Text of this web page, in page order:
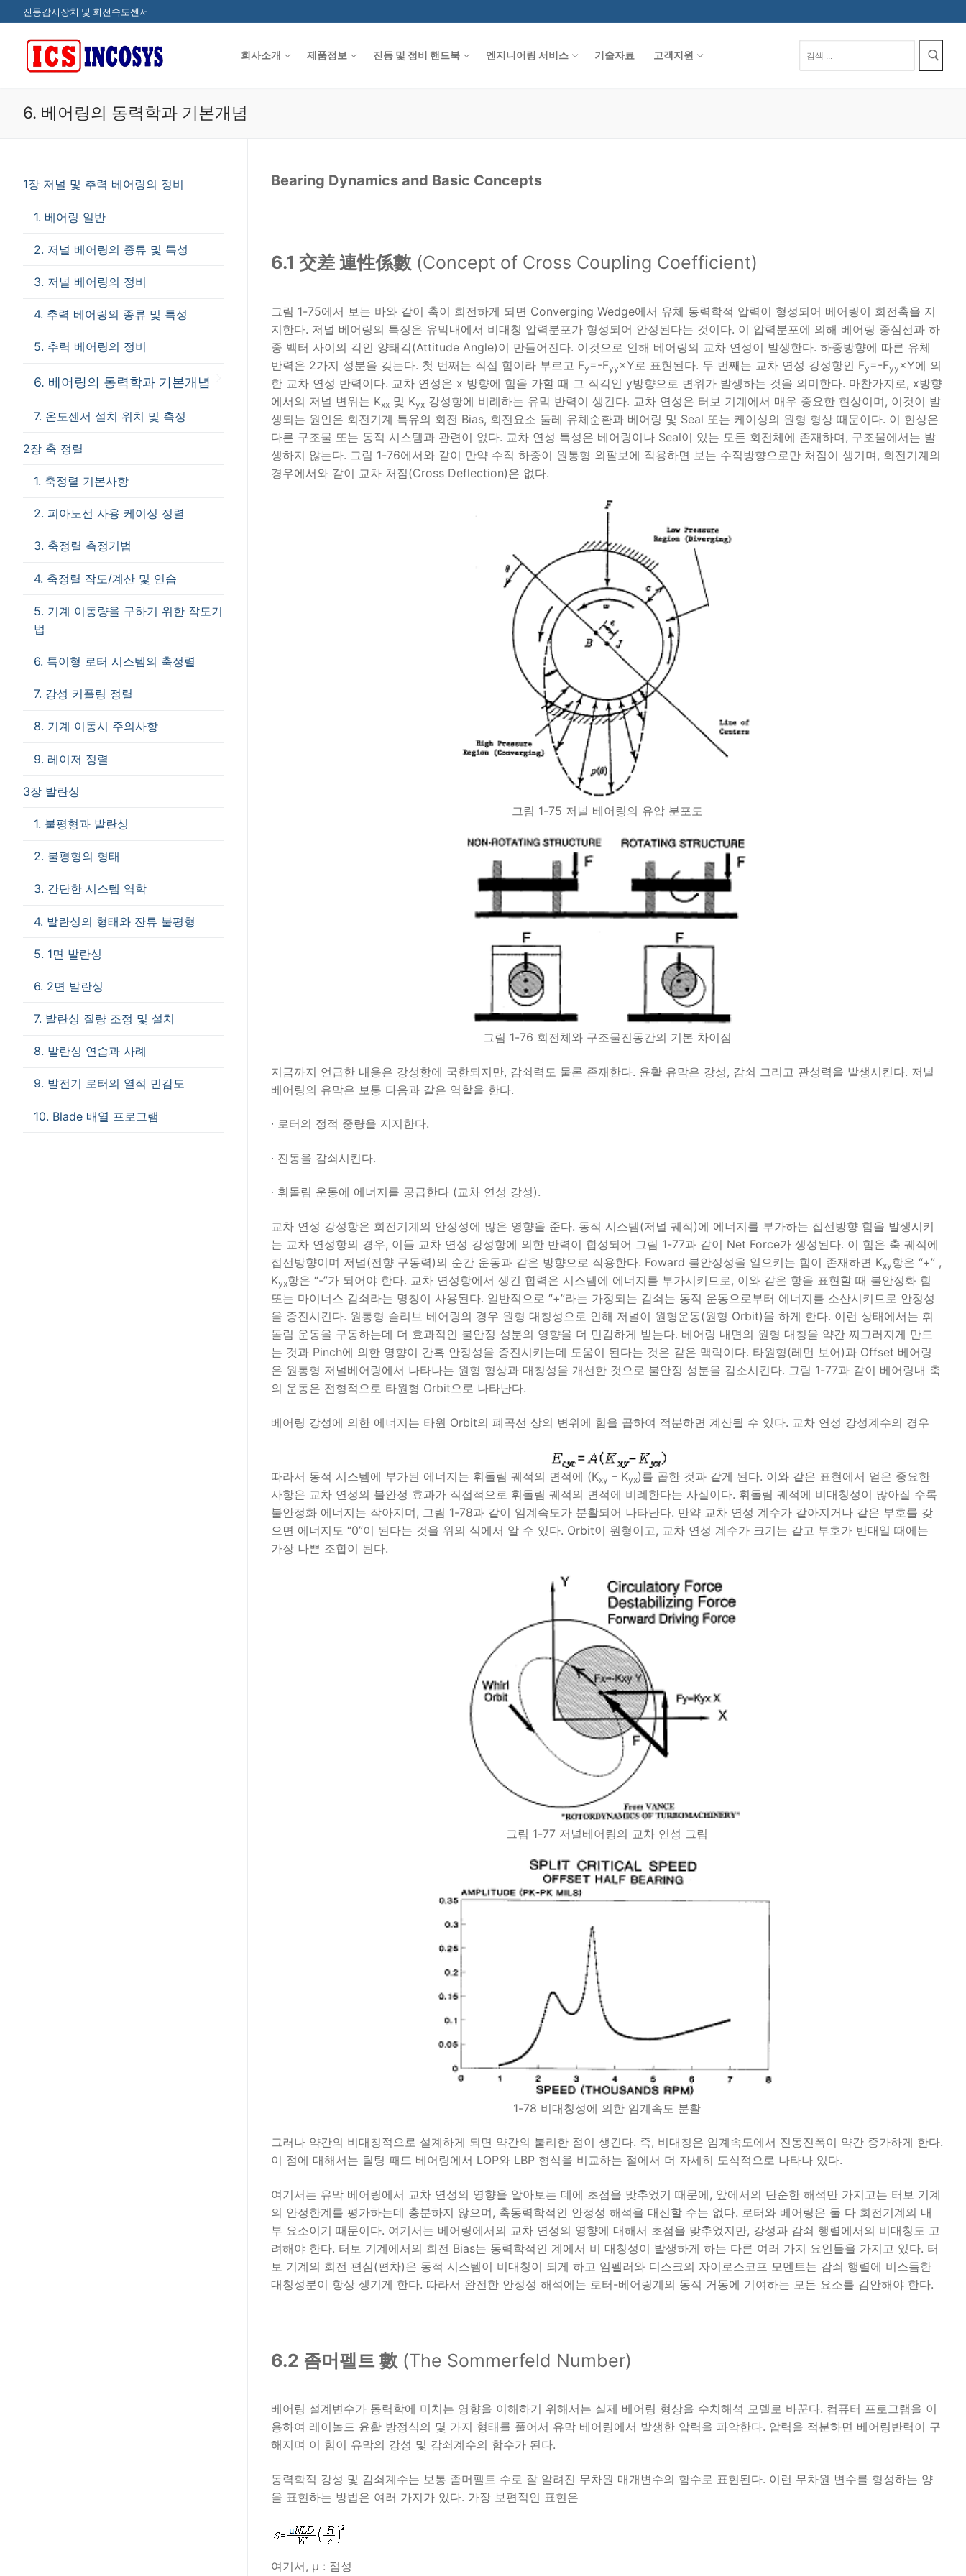
텐
진동감시장치 및 회전속도센서
회사소개 제품정보 진동 및 정비 핸드북 엔지니어링 서비스 기술자료 고객지원
색
:
6. 베어링의 동력학과 기본개념
Bearing Dynamics and Basic Concepts
6.1 交差 連性係數 (Concept of Cross Coupling Coefficient)
그림 1-75에서 보는 바와 같이 축이 회전하게 되면 Converging Wedge에서 유체 동력학적 압력이 형성되어 베어링이 회전축을 지
지한다. 저널 베어링의 특징은 유막내에서 비대칭 압력분포가 형성되어 안정된다는 것이다. 이 압력분포에 의해 베어링 중심선과 하
중 벡터 사이의 각인 양태각(Attitude Angle)이 만들어진다. 이것으로 인해 베어링의 교차 연성이 발생한다. 하중방향에 따른 유체
반력은 2가지 성분을 갖는다. 첫 번째는 직접 힘이라 부르고 Fy=-Fyy ×Y로 표현된다. 두 번째는 교차 연성 강성항인 Fy=-Fyy ×Y에 의
한 교차 연성 반력이다. 교차 연성은 x 방향에 힘을 가할 때 그 직각인 y방향으로 변위가 발생하는 것을 의미한다. 마찬가지로, x방향
에서의 저널 변위는 Kxx 및 Kyx 강성항에 비례하는 유막 반력이 생긴다. 교차 연성은 터보 기계에서 매우 중요한 현상이며, 이것이 발
생되는 원인은 회전기계 특유의 회전 Bias, 회전요소 둘레 유체순환과 베어링 및 Seal 또는 케이싱의 원형 형상 때문이다. 이 현상은
다른 구조물 또는 동적 시스템과 관련이 없다. 교차 연성 특성은 베어링이나 Seal이 있는 모든 회전체에 존재하며, 구조물에서는 발
생하지 않는다. 그림 1-76에서와 같이 만약 수직 하중이 원통형 외팔보에 작용하면 보는 수직방향으로만 처짐이 생기며, 회전기계의
경우에서와 같이 교차 처짐(Cross Deflection)은 없다.
그림 1-75 저널 베어링의 유압 분포도
그림 1-76 회전체와 구조물진동간의 기본 차이점
지금까지 언급한 내용은 강성항에 국한되지만, 감쇠력도 물론 존재한다. 윤활 유막은 강성, 감쇠 그리고 관성력을 발생시킨다. 저널
베어링의 유막은 보통 다음과 같은 역할을 한다.
∙ 로터의 정적 중량을 지지한다.
∙ 진동을 감쇠시킨다.
∙ 휘돌림 운동에 에너지를 공급한다 (교차 연성 강성).
교차 연성 강성항은 회전기계의 안정성에 많은 영향을 준다. 동적 시스템(저널 궤적)에 에너지를 부가하는 접선방향 힘을 발생시키
는 교차 연성항의 경우, 이들 교차 연성 강성항에 의한 반력이 합성되어 그림 1-77과 같이 Net Force가 생성된다. 이 힘은 축 궤적에
접선방향이며 저널(전향 구동력)의 순간 운동과 같은 방향으로 작용한다. Foward 불안정성을 일으키는 힘이 존재하면 Kxy항은 “+” ,
Kyx항은 “-”가 되어야 한다. 교차 연성항에서 생긴 합력은 시스템에 에너지를 부가시키므로, 이와 같은 항을 표현할 때 불안정화 힘
또는 마이너스 감쇠라는 명칭이 사용된다. 일반적으로 “+”라는 가정되는 감쇠는 동적 운동으로부터 에너지를 소산시키므로 안정성
을 증진시킨다. 원통형 슬리브 베어링의 경우 원형 대칭성으로 인해 저널이 원형운동(원형 Orbit)을 하게 한다. 이런 상태에서는 휘
돌림 운동을 구동하는데 더 효과적인 불안정 성분의 영향을 더 민감하게 받는다. 베어링 내면의 원형 대칭을 약간 찌그러지게 만드
는 것과 Pinch에 의한 영향이 간혹 안정성을 증진시키는데 도움이 된다는 것은 같은 맥락이다. 타원형(레먼 보어)과 Offset 베어링
은 원통형 저널베어링에서 나타나는 원형 형상과 대칭성을 개선한 것으로 불안정 성분을 감소시킨다. 그림 1-77과 같이 베어링내 축
의 운동은 전형적으로 타원형 Orbit으로 나타난다.
베어링 강성에 의한 에너지는 타원 Orbit의 폐곡선 상의 변위에 힘을 곱하여 적분하면 계산될 수 있다. 교차 연성 강성계수의 경우
따라서 동적 시스템에 부가된 에너지는 휘돌림 궤적의 면적에 (Kxy – Kyx)를 곱한 것과 같게 된다. 이와 같은 표현에서 얻은 중요한
사항은 교차 연성의 불안정 효과가 직접적으로 휘돌림 궤적의 면적에 비례한다는 사실이다. 휘돌림 궤적에 비대칭성이 많아질 수록
불안정화 에너지는 작아지며, 그림 1-78과 같이 임계속도가 분활되어 나타난다. 만약 교차 연성 계수가 같아지거나 같은 부호를 갖
으면 에너지도 “0”이 된다는 것을 위의 식에서 알 수 있다. Orbit이 원형이고, 교차 연성 계수가 크기는 같고 부호가 반대일 때에는
가장 나쁜 조합이 된다.
그림 1-77 저널베어링의 교차 연성 그림
1-78 비대칭성에 의한 임계속도 분활
그러나 약간의 비대칭적으로 설계하게 되면 약간의 불리한 점이 생긴다. 즉, 비대칭은 임계속도에서 진동진폭이 약간 증가하게 한다.
이 점에 대해서는 틸팅 패드 베어링에서 LOP와 LBP 형식을 비교하는 절에서 더 자세히 도식적으로 나타나 있다.
여기서는 유막 베어링에서 교차 연성의 영향을 알아보는 데에 초점을 맞추었기 때문에, 앞에서의 단순한 해석만 가지고는 터보 기계
의 안정한계를 평가하는데 충분하지 않으며, 축동력학적인 안정성 해석을 대신할 수는 없다. 로터와 베어링은 둘 다 회전기계의 내
부 요소이기 때문이다. 여기서는 베어링에서의 교차 연성의 영향에 대해서 초점을 맞추었지만, 강성과 감쇠 행렬에서의 비대칭도 고
려해야 한다. 터보 기계에서의 회전 Bias는 동력학적인 계에서 비 대칭성이 발생하게 하는 다른 여러 가지 요인들을 가지고 있다. 터
보 기계의 회전 편심(편차)은 동적 시스템이 비대칭이 되게 하고 임펠러와 디스크의 자이로스코프 모멘트는 감쇠 행렬에 비스듬한
대칭성분이 항상 생기게 한다. 따라서 완전한 안정성 해석에는 로터-베어링계의 동적 거동에 기여하는 모든 요소를 감안해야 한다.
6.2 좀머펠트 數 (The Sommerfeld Number)
베어링 설계변수가 동력학에 미치는 영향을 이해하기 위해서는 실제 베어링 형상을 수치해석 모델로 바꾼다. 컴퓨터 프로그램을 이
용하여 레이놀드 윤활 방정식의 몇 가지 형태를 풀어서 유막 베어링에서 발생한 압력을 파악한다. 압력을 적분하면 베어링반력이 구
해지며 이 힘이 유막의 강성 및 감쇠계수의 함수가 된다.
동력학적 강성 및 감쇠계수는 보통 좀머펠트 수로 잘 알려진 무차원 매개변수의 함수로 표현된다. 이런 무차원 변수를 형성하는 양
을 표현하는 방법은 여러 가지가 있다. 가장 보편적인 표현은
여기서, μ : 점성
1장 저널 및 추력 베어링의 정비
1. 베어링 일반
2. 저널 베어링의 종류 및 특성
3. 저널 베어링의 정비
4. 추력 베어링의 종류 및 특성
5. 추력 베어링의 정비
6. 베어링의 동력학과 기본개념
7. 온도센서 설치 위치 및 측정
2장 축 정렬
1. 축정렬 기본사항
2. 피아노선 사용 케이싱 정렬
3. 축정렬 측정기법
4. 축정렬 작도/계산 및 연습
5. 기계 이동량을 구하기 위한 작도기
법
6. 특이형 로터 시스템의 축정렬
7. 강성 커플링 정렬
8. 기계 이동시 주의사항
9. 레이저 정렬
3장 발란싱
1. 불평형과 발란싱
2. 불평형의 형태
3. 간단한 시스템 역학
4. 발란싱의 형태와 잔류 불평형
5. 1면 발란싱
6. 2면 발란싱
7. 발란싱 질량 조정 및 설치
8. 발란싱 연습과 사례
9. 발전기 로터의 열적 민감도
10. Blade 배열 프로그램